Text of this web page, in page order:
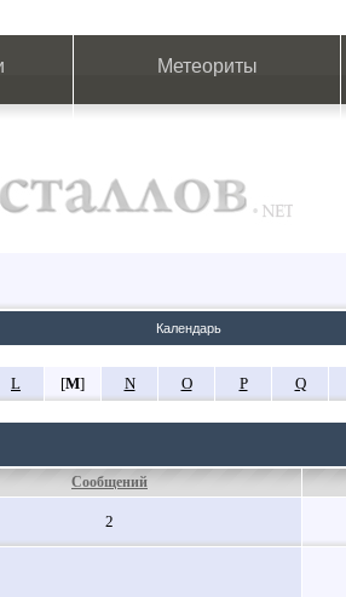
Метеориты
Календарь
L [M] N O P Q
Сообщений
2